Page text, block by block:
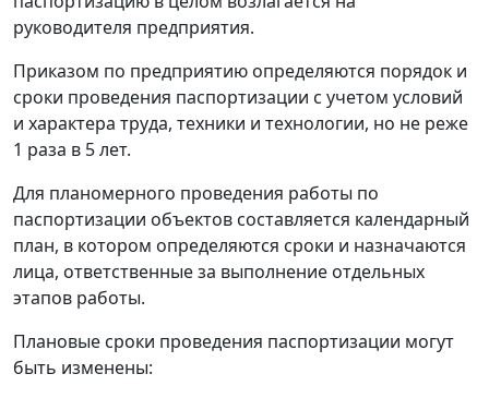
руководителя предприятия.
Приказом по предприятию определяются порядок и
сроки проведения паспортизации с учетом условий
и характера труда, техники и технологии, но не реже
1 раза в 5 лет.
Для планомерного проведения работы по
паспортизации объектов составляется календарный
план, в котором определяются сроки и назначаются
лица, ответственные за выполнение отдельных
этапов работы.
Плановые сроки проведения паспортизации могут
быть изменены: